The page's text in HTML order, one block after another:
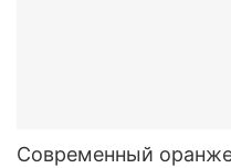
Современный